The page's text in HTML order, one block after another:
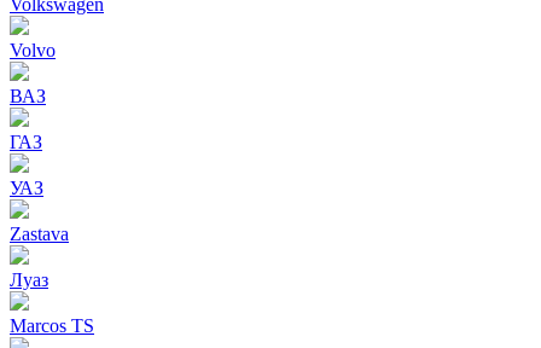
Volkswagen
Volvo
ВАЗ
ГАЗ
УАЗ
Zastava
Луаз
Marcos TS